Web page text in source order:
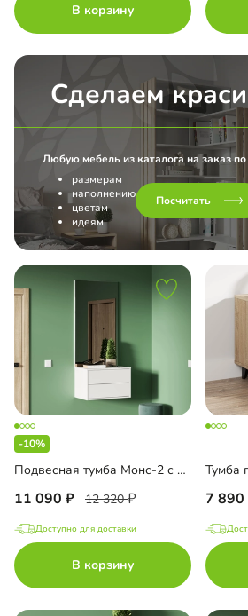
В корзину
Сделаем
Любую мебель из каталога на заказ
размерам
наполнению
цветам
идеям
Посчитать
-10%
Подвесная тумба Монс-2 с зеркалом
11 090 12 320
Доступно для доставки
В корзину
Тумба
7 890